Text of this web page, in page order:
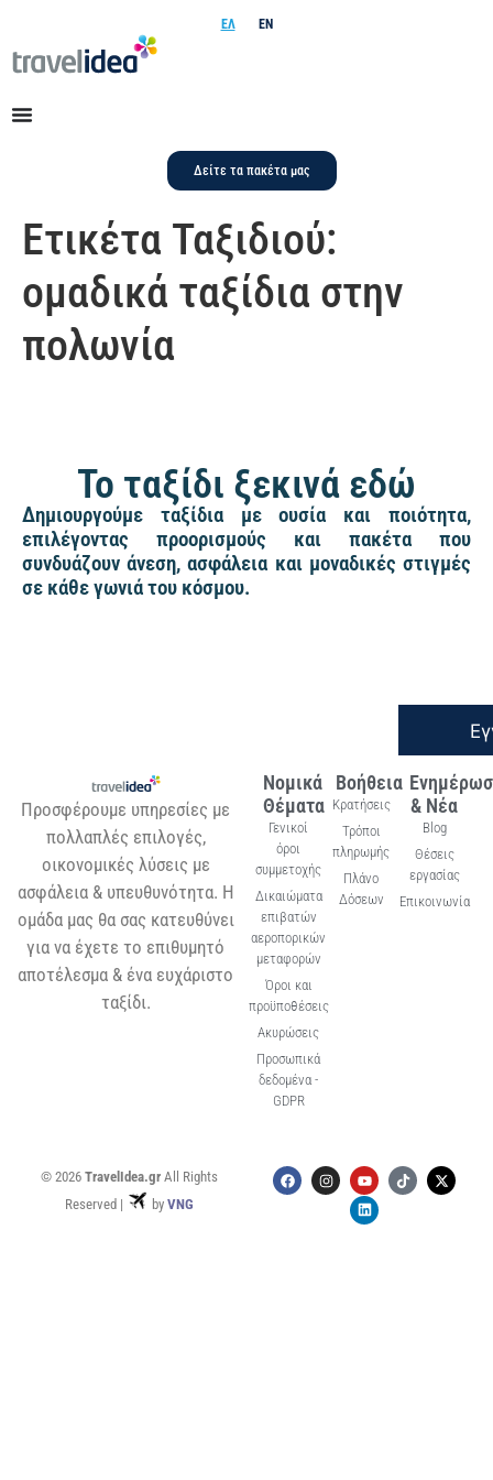
ΕΛ EN
Δείτε τα πακέτα μας
Ετικέτα Ταξιδιού:
ομαδικά ταξίδια στην
πολωνία
Το ταξίδι ξεκινά εδώ
Δημιουργούμε ταξίδια με ουσία και ποιότητα,
επιλέγοντας προορισμούς και πακέτα που
συνδυάζουν άνεση, ασφάλεια και μοναδικές στιγμές
σε κάθε γωνιά του κόσμου.
Προσφέρουμε υπηρεσίες με
πολλαπλές επιλογές,
οικονομικές λύσεις με
ασφάλεια & υπευθυνότητα. Η
ομάδα μας θα σας κατευθύνει
για να έχετε το επιθυμητό
αποτέλεσμα & ένα ευχάριστο
ταξίδι.
Νομικά
Θέματα
Γενικοί
όροι
συμμετοχής
Δικαιώματα
επιβατών
αεροπορικών
μεταφορών
Όροι και
προϋποθέσεις
Ακυρώσεις
Προσωπικά
δεδομένα -
GDPR
Βοήθεια
Κρατήσεις
Τρόποι
πληρωμής
Πλάνο
Δόσεων
& Νέα
Blog
Θέσεις
εργασίας
Επικοινωνία
© 2026 TravelIdea.grAll Rights
Reserved |
by VNG